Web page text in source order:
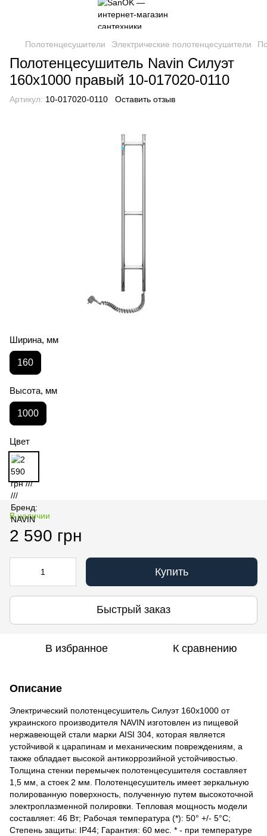
Полотенцесушители Электрические полотенцесушители
Полотенцесушитель Navin Силуэт
160х1000 правый 10-017020-0110
Артикул: 10-017020-0110 Оставить отзыв
Ширина, мм
160
Высота, мм
1000
Цвет
В наличии
2 590 грн
Купить
Быстрый заказ
В избранное К сравнению
Описание
Электрический полотенцесушитель Силуэт 160х1000 от
украинского производителя NAVIN изготовлен из пищевой
нержавеющей стали марки AISI 304, которая является
устойчивой к царапинам и механическим повреждениям, а
также обладает высокой антикоррозийной устойчивостью.
Толщина стенки перемычек полотенцесушителя составляет
1,5 мм, а стоек 2 мм. Полотенцесушитель имеет зеркальную
полированную поверхность, полученную путем высокоточной
электроплазменной полировки. Тепловая мощность модели
составляет: 46 Вт; Рабочая температура (*): 50° +/- 5°C;
Степень защиты: IP44; Гарантия: 60 мес. * - при температуре